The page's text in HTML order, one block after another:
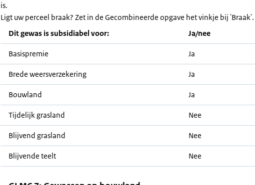
is.
Ligt uw perceel braak? Zet in de Gecombineerde opgave het vinkje bij 'Braak'.
Dit gewas is subsidiabel voor:
Ja/nee
Basispremie Ja
Brede weersverzekering Ja
Bouwland Ja
Tijdelijk grasland Nee
Blijvend grasland Nee
Blijvende teelt Nee